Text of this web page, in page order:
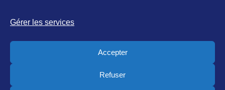
Gérer les services
Accepter
Refuser
2026 – Commune de Vugelles-La